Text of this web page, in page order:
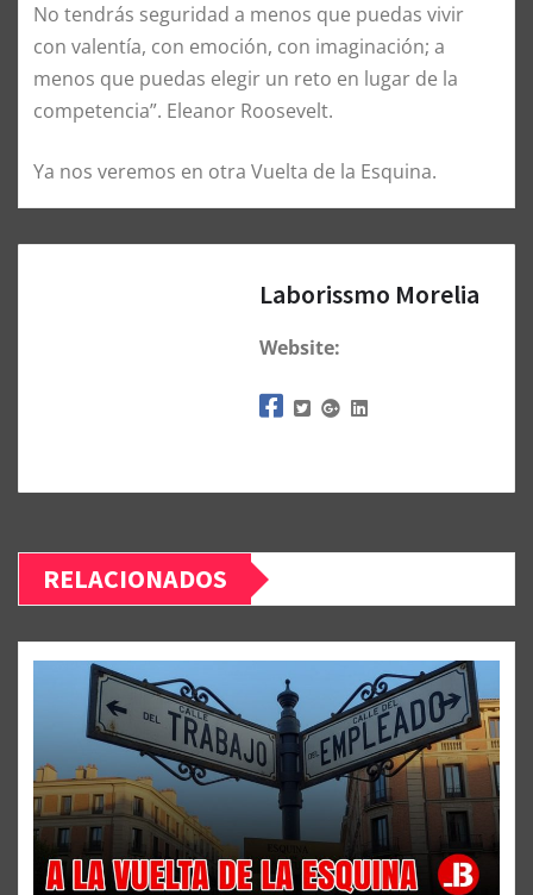
No tendrás seguridad a menos que puedas vivir
con valentía, con emoción, con imaginación; a
menos que puedas elegir un reto en lugar de la
competencia”. Eleanor Roosevelt.
Ya nos veremos en otra Vuelta de la Esquina.
Laborissmo Morelia
Website:
RELACIONADOS